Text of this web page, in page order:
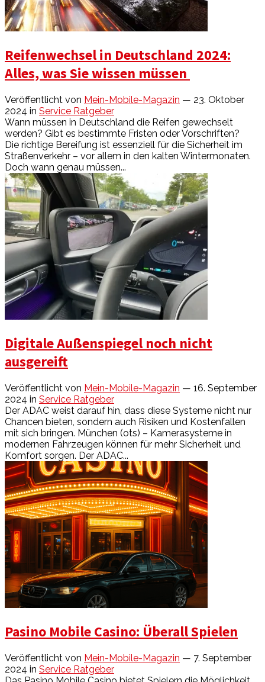
Reifenwechsel in Deutschland 2024:
Alles, was Sie wissen müssen
Veröffentlicht von Mein-Mobile-Magazin — 23. Oktober
2024 in Service Ratgeber
Wann müssen in Deutschland die Reifen gewechselt
werden? Gibt es bestimmte Fristen oder Vorschriften?
Die richtige Bereifung ist essenziell für die Sicherheit im
Straßenverkehr – vor allem in den kalten Wintermonaten.
Doch wann genau müssen...
Digitale Außenspiegel noch nicht
ausgereift
Veröffentlicht von Mein-Mobile-Magazin — 16. September
2024 in Service Ratgeber
Der ADAC weist darauf hin, dass diese Systeme nicht nur
Chancen bieten, sondern auch Risiken und Kostenfallen
mit sich bringen. München (ots) – Kamerasysteme in
modernen Fahrzeugen können für mehr Sicherheit und
Komfort sorgen. Der ADAC...
Pasino Mobile Casino: Überall Spielen
Veröffentlicht von Mein-Mobile-Magazin — 7. September
2024 in Service Ratgeber